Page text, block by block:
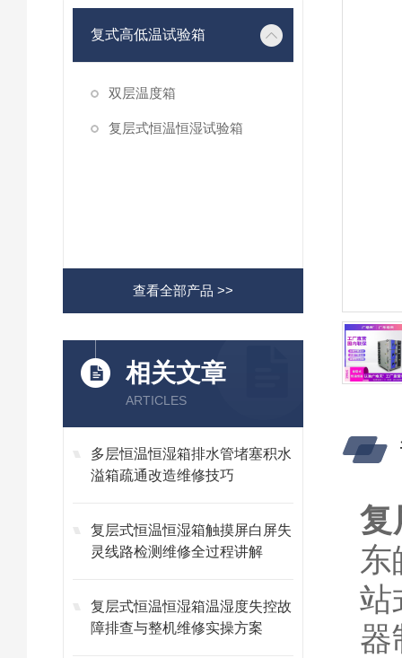
复式高低温试验箱
双层温度箱
复层式恒温恒湿试验箱
查看全部产品 >>
相关文章
ARTICLES
多层恒温恒湿箱排水管堵塞积水
溢箱疏通改造维修技巧
复层式恒温恒湿箱触摸屏白屏失
灵线路检测维修全过程讲解
复层式恒温恒湿箱温湿度失控故
障排查与整机维修实操方案
复
东
站
器